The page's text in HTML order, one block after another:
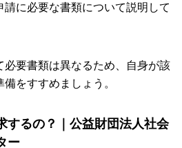
請に必要な書類について説明して
必要書類は異なるため、自身が該
をすすめましょう。
するの？｜公益財団法人社会
ー